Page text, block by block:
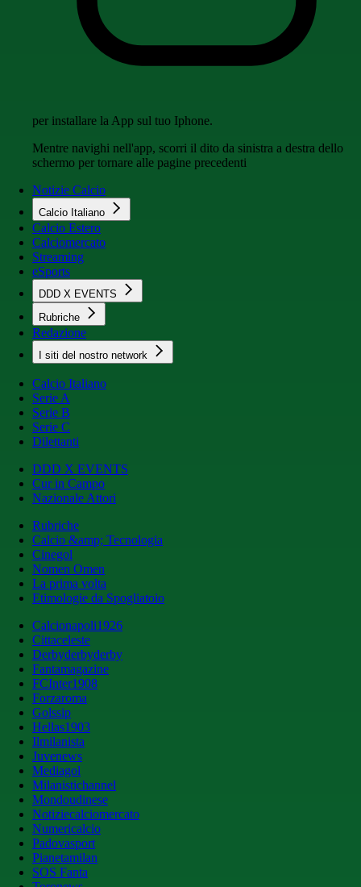
per installare la App sul tuo Iphone.
Mentre navighi nell'app, scorri il dito da sinistra a destra dello
schermo per tornare alle pagine precedenti
Notizie Calcio
Calcio Italiano
Calcio Estero
Calciomercato
Streaming
eSports
DDD X EVENTS
Rubriche
Redazione
I siti del nostro network
Calcio Italiano
Serie A
Serie B
Serie C
Dilettanti
DDD X EVENTS
Cur in Campo
Nazionale Attori
Rubriche
Calcio &amp; Tecnologia
Cinegol
Nomen Omen
La prima volta
Etimologie da Spogliatoio
Calcionapoli1926
Cittaceleste
Derbyderbyderby
Fantamagazine
FCInter1908
Forzaroma
Golssip
Hellas1903
Ilmilanista
Juvenews
Mediagol
Milanistichannel
Mondoudinese
Notiziecalciomercato
Numericalcio
Padovasport
Pianetamilan
SOS Fanta